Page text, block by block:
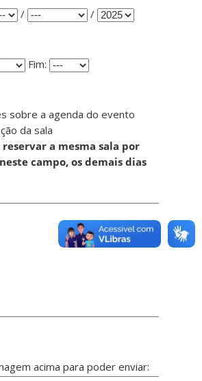
/ /
Fim:
sobre a agenda do evento
da sala
a mesma sala por
campo, os demais dias
acima para poder enviar: